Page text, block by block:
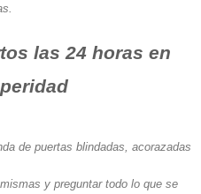
las 24 horas en
de puertas blindadas, acorazadas
y preguntar todo lo que se